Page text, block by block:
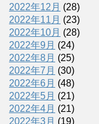
2022年12月 (28)
2022年11月 (23)
2022年10月 (28)
2022年9月 (24)
2022年8月 (25)
2022年7月 (30)
2022年6月 (48)
2022年5月 (21)
2022年4月 (21)
2022年3月 (19)